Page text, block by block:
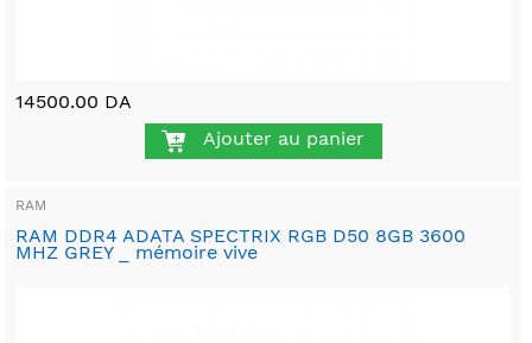
14500.00 DA
Ajouter au panier
RAM
RAM DDR4 ADATA SPECTRIX RGB D50 8GB 3600
MHZ GREY _ mémoire vive